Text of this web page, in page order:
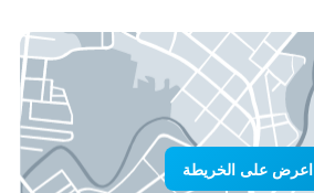
اعرض على الخريطة